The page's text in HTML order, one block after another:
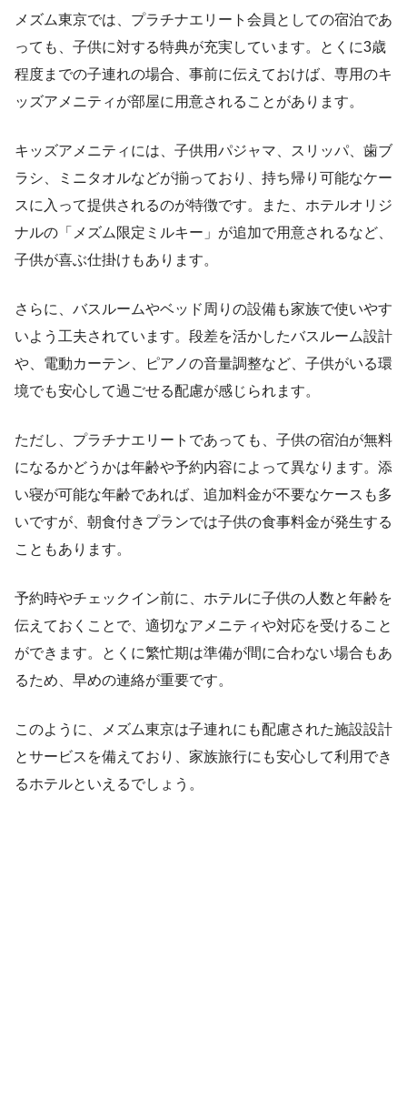
メズム東京では、プラチナエリート会員としての宿泊であ
っても、子供に対する特典が充実しています。とくに3歳
程度までの子連れの場合、事前に伝えておけば、専用のキ
ッズアメニティが部屋に用意されることがあります。
キッズアメニティには、子供用パジャマ、スリッパ、歯ブ
ラシ、ミニタオルなどが揃っており、持ち帰り可能なケー
スに入って提供されるのが特徴です。また、ホテルオリジ
ナルの「メズム限定ミルキー」が追加で用意されるなど、
子供が喜ぶ仕掛けもあります。
さらに、バスルームやベッド周りの設備も家族で使いやす
いよう工夫されています。段差を活かしたバスルーム設計
や、電動カーテン、ピアノの音量調整など、子供がいる環
境でも安心して過ごせる配慮が感じられます。
ただし、プラチナエリートであっても、子供の宿泊が無料
になるかどうかは年齢や予約内容によって異なります。添
い寝が可能な年齢であれば、追加料金が不要なケースも多
いですが、朝食付きプランでは子供の食事料金が発生する
こともあります。
予約時やチェックイン前に、ホテルに子供の人数と年齢を
伝えておくことで、適切なアメニティや対応を受けること
ができます。とくに繁忙期は準備が間に合わない場合もあ
るため、早めの連絡が重要です。
このように、メズム東京は子連れにも配慮された施設設計
とサービスを備えており、家族旅行にも安心して利用でき
るホテルといえるでしょう。